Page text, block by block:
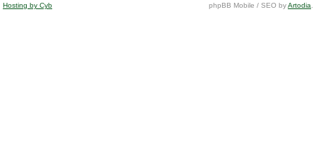
Hosting by Cyb phpBB Mobile / SEO byArtodia